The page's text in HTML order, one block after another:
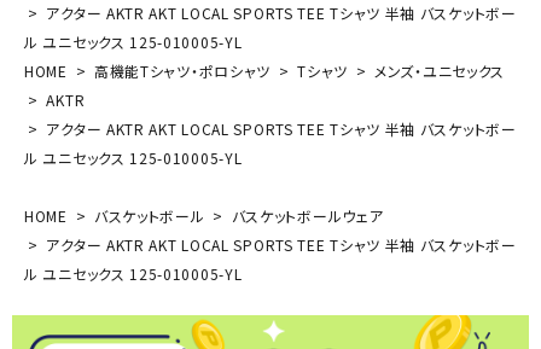
アクター AKTR AKT LOCAL SPORTS TEE Tシャツ 半袖 バスケットボー
ル ユニセックス 125-010005-YL
HOME
高機能Tシャツ・ポロシャツ Tシャツ
メンズ・ユニセックス
AKTR
アクター AKTR AKT LOCAL SPORTS TEE Tシャツ 半袖 バスケットボー
ル ユニセックス 125-010005-YL
HOME バスケットボール
バスケットボールウェア
アクター AKTR AKT LOCAL SPORTS TEE Tシャツ 半袖 バスケットボー
ル ユニセックス 125-010005-YL